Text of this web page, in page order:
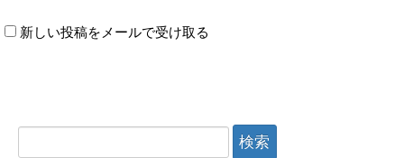
新しい投稿をメールで受け取る